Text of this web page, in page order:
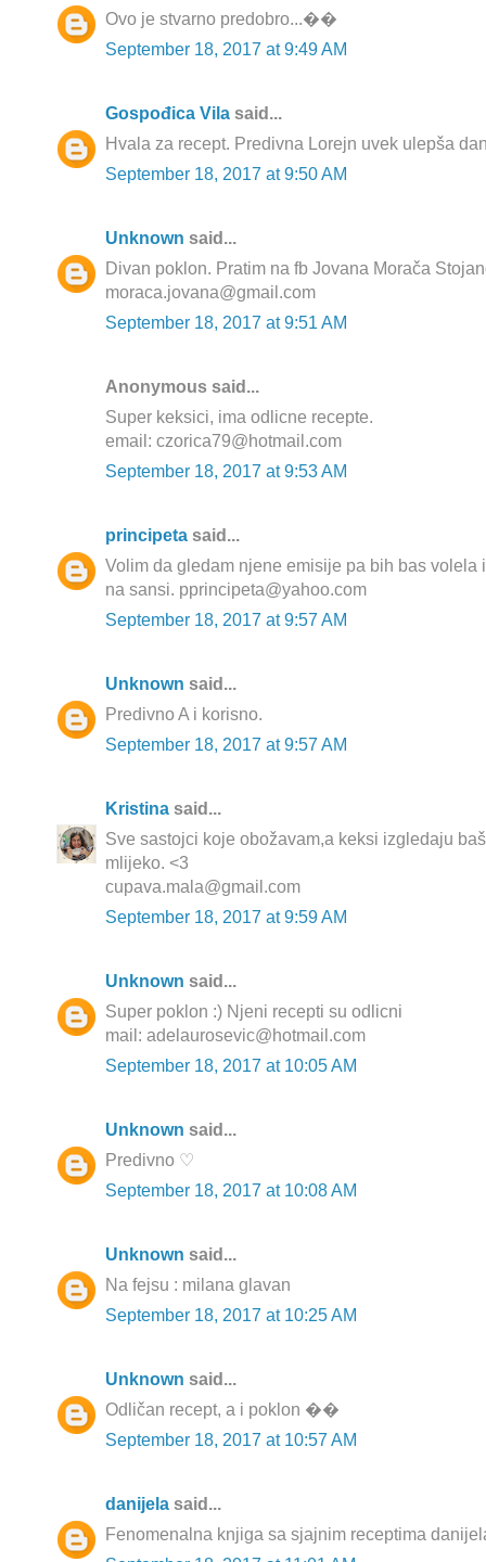
Ovo je stvarno predobro...��
September 18, 2017 at 9:49 AM
Gospođica Vila said...
Hvala za recept. Predivna Lorejn uvek ulepša
September 18, 2017 at 9:50 AM
Unknown said...
Divan poklon. Pratim na fb Jovana Morača
moraca.jovana@gmail.com
September 18, 2017 at 9:51 AM
Anonymous said...
Super keksici, ima odlicne recepte.
email: czorica79@hotmail.com
September 18, 2017 at 9:53 AM
principeta said...
Volim da gledam njene emisije pa bih bas volela
na sansi. pprincipeta@yahoo.com
September 18, 2017 at 9:57 AM
Unknown said...
Predivno A i korisno.
September 18, 2017 at 9:57 AM
Kristina said...
Sve sastojci koje obožavam,a keksi izgledaju
mlijeko. <3
cupava.mala@gmail.com
September 18, 2017 at 9:59 AM
Unknown said...
Super poklon :) Njeni recepti su odlicni
mail: adelaurosevic@hotmail.com
September 18, 2017 at 10:05 AM
Unknown said...
Predivno ♡
September 18, 2017 at 10:08 AM
Unknown said...
Na fejsu : milana glavan
September 18, 2017 at 10:25 AM
Unknown said...
Odličan recept, a i poklon ��
September 18, 2017 at 10:57 AM
danijela said...
Fenomenalna knjiga sa sjajnim receptima